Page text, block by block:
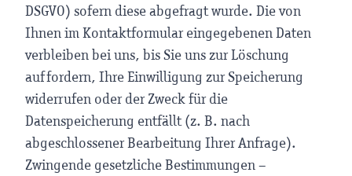
DSGVO) sofern diese abgefragt wurde. Die von
Ihnen im Kontaktformular eingegebenen Daten
verbleiben bei uns, bis Sie uns zur Löschung
auffordern, Ihre Einwilligung zur Speicherung
widerrufen oder der Zweck für die
Datenspeicherung entfällt (z. B. nach
abgeschlossener Bearbeitung Ihrer Anfrage).
Zwingende gesetzliche Bestimmungen –